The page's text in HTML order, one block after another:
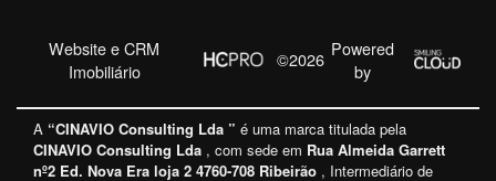
Website e CRM
Imobiliário
©2026 Powered
by
A “CINAVIO Consulting Lda ” é uma marca titulada pela
CINAVIO Consulting Lda , com sede em Rua Almeida Garrett
nº2 Ed. Nova Era loja 2 4760-708 Ribeirão , Intermediário de